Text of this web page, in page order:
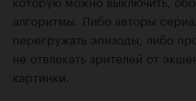
алгоритмы. Либо авторы
перегружать эпизоды, либо
не отвлекать зрителей от
картинки.